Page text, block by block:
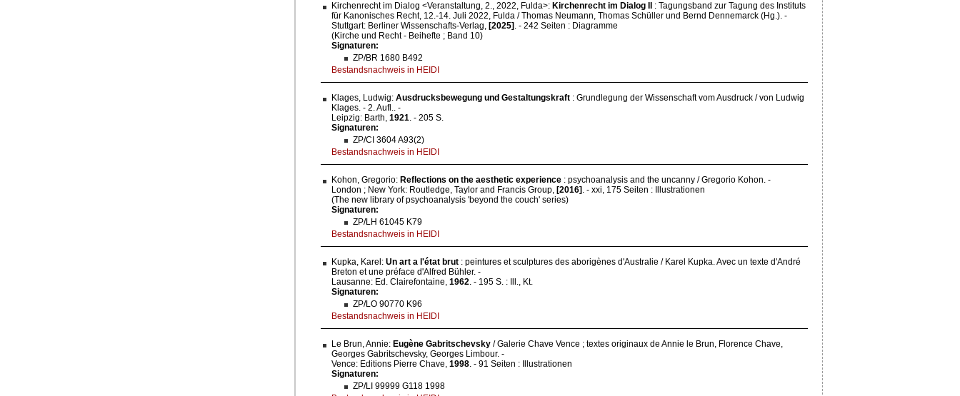
Kirchenrecht im Dialog <Veranstaltung, 2., 2022, Fulda>: Kirchenrecht im Dialog II
: Tagungsband zur Tagung des Instituts
für Kanonisches Recht, 12.-14. Juli 2022, Fulda / Thomas Neumann, Thomas Schüller und Bernd Dennemarck (Hg.). -
Stuttgart: Berliner Wissenschafts-Verlag, [2025] . - 242 Seiten : Diagramme
(Kirche und Recht - Beihefte ; Band 10)
Signaturen:
ZP/BR 1680 B492
Bestandsnachweis in HEIDI
Klages, Ludwig: Ausdrucksbewegung und Gestaltungskraft : Grundlegung der Wissenschaft vom Ausdruck / von Ludwig
Klages. - 2. Aufl.. -
Leipzig: Barth, 1921. - 205 S.
Signaturen:
ZP/CI 3604 A93(2)
Bestandsnachweis in HEIDI
Kohon, Gregorio: Reflections on the aesthetic experience : psychoanalysis and the uncanny / Gregorio Kohon. -
London ; New York: Routledge, Taylor and Francis Group, [2016] . - xxi, 175 Seiten : Illustrationen
(The new library of psychoanalysis 'beyond the couch' series)
Signaturen:
ZP/LH 61045 K79
Bestandsnachweis in HEIDI
Kupka, Karel: Un art a l'état brut : peintures et sculptures des aborigènes d'Australie / Karel Kupka. Avec un texte d'André
Breton et une préface d'Alfred Bühler. -
Lausanne: Ed. Clairefontaine, 1962. - 195 S. : Ill., Kt.
Signaturen:
ZP/LO 90770 K96
Bestandsnachweis in HEIDI
Le Brun, Annie: Eugène Gabritschevsky / Galerie Chave Vence ; textes originaux de Annie le Brun, Florence Chave,
Georges Gabritschevsky, Georges Limbour. -
Vence: Editions Pierre Chave, 1998. - 91 Seiten : Illustrationen
Signaturen:
ZP/LI 99999 G118 1998